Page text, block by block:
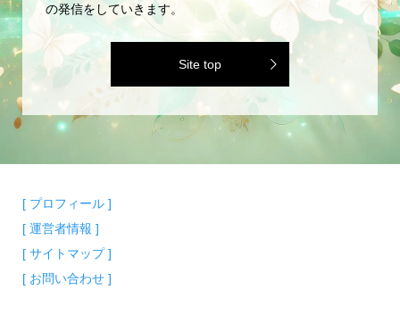
の発信をしていきます。
Site top
[ プロフィール ]
[ 運営者情報 ]
[ サイトマップ ]
[ お問い合わせ ]